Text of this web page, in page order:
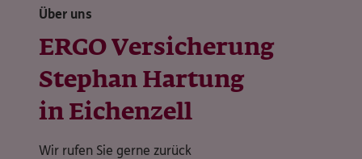
Über uns
ERGO Versicherung
Stephan Hartung
in Eichenzell
Wir rufen Sie gerne zurück